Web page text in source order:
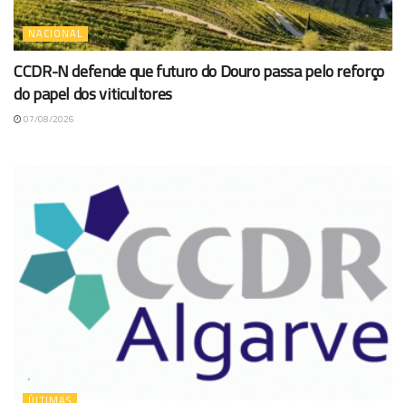
NACIONAL
CCDR-N defende que futuro do Douro passa pelo reforço
do papel dos viticultores
07/08/2026